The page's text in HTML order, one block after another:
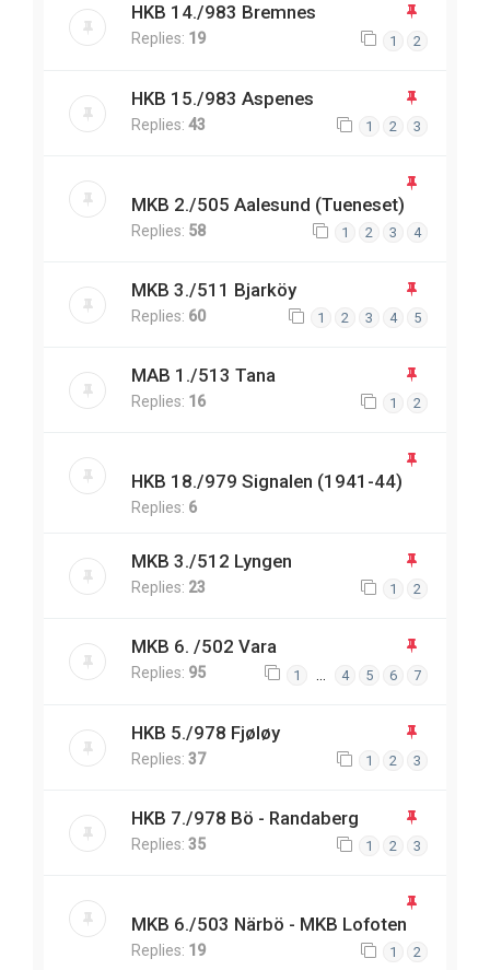
HKB 14./983 Bremnes
Replies: 19 1 2
HKB 15./983 Aspenes
Replies: 43 1 2 3
MKB 2./505 Aalesund (Tueneset)
Replies: 58 1 2 3 4
MKB 3./511 Bjarköy
Replies: 60 1 2 3 4 5
MAB 1./513 Tana
Replies: 16 1 2
HKB 18./979 Signalen (1941-44)
Replies: 6
MKB 3./512 Lyngen
Replies: 23 1 2
MKB 6. /502 Vara
Replies: 95 1 4 5 6 7
HKB 5./978 Fjøløy
Replies: 37 1 2 3
HKB 7./978 Bö - Randaberg
Replies: 35 1 2 3
MKB 6./503 Närbö - MKB Lofoten
Replies: 19 1 2